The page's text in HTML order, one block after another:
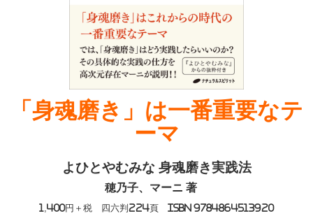
「身魂磨き」は一番重要なテ
ーマ
よひとやむみな 身魂磨き実践法
穂乃子、マーニ 著
1,400円＋税 四六判224頁 ISBN 9784864513920